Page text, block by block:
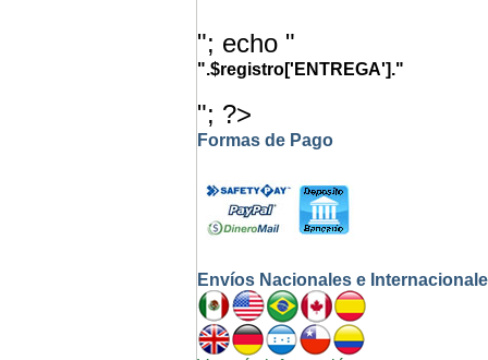
"; echo "
".$registro['ENTREGA']."
"; ?>
Formas de Pago
Envíos Nacionales e